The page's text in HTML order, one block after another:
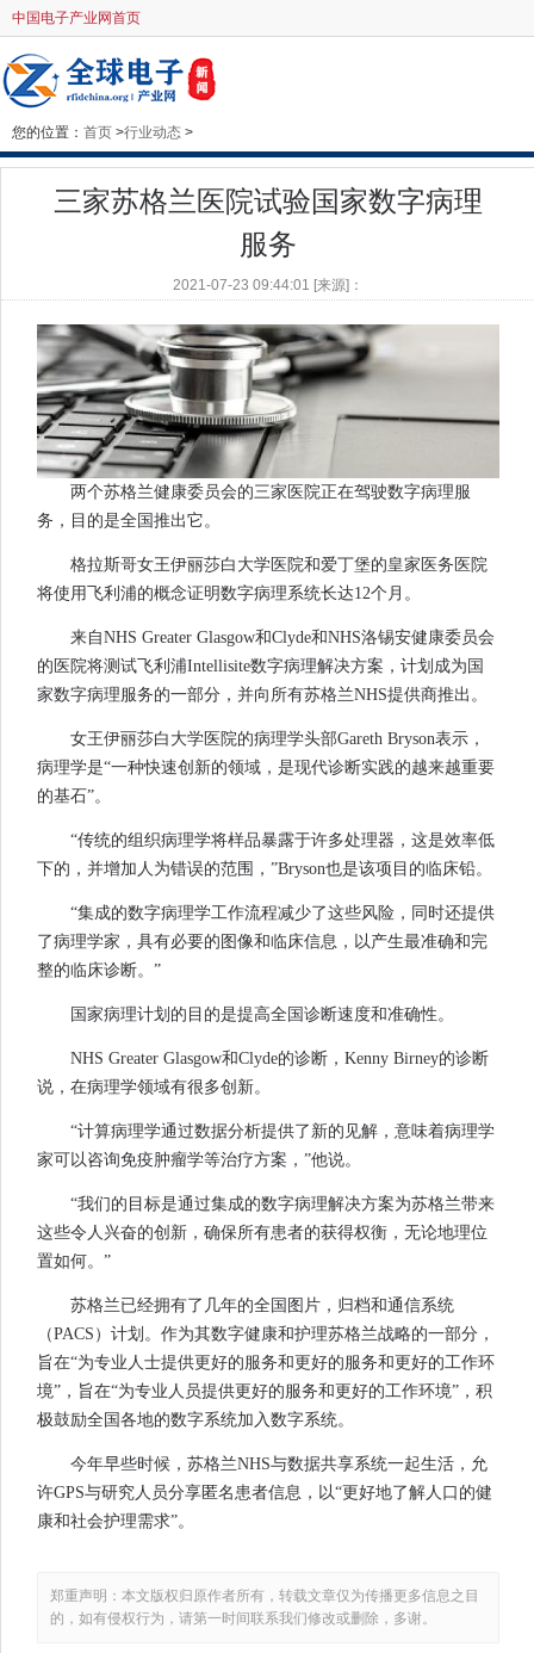
中国电子产业网首页
您的位置： 首页 >行业动态 >
三家苏格兰医院试验国家数字病理
服务
2021-07-23 09:44:01 [来源]：
两个苏格兰健康委员会的三家医院正在驾驶数字病理服
务，目的是全国推出它。
格拉斯哥女王伊丽莎白大学医院和爱丁堡的皇家医务医院
将使用飞利浦的概念证明数字病理系统长达12个月。
来自NHS Greater Glasgow和Clyde和NHS洛锡安健康委员会
的医院将测试飞利浦Intellisite数字病理解决方案，计划成为国
家数字病理服务的一部分，并向所有苏格兰NHS提供商推出。
女王伊丽莎白大学医院的病理学头部Gareth Bryson表示，
病理学是“一种快速创新的领域，是现代诊断实践的越来越重要
的基石”。
“传统的组织病理学将样品暴露于许多处理器，这是效率低
下的，并增加人为错误的范围，”Bryson也是该项目的临床铅。
“集成的数字病理学工作流程减少了这些风险，同时还提供
了病理学家，具有必要的图像和临床信息，以产生最准确和完
整的临床诊断。”
国家病理计划的目的是提高全国诊断速度和准确性。
NHS Greater Glasgow和Clyde的诊断，Kenny Birney的诊断
说，在病理学领域有很多创新。
“计算病理学通过数据分析提供了新的见解，意味着病理学
家可以咨询免疫肿瘤学等治疗方案，”他说。
“我们的目标是通过集成的数字病理解决方案为苏格兰带来
这些令人兴奋的创新，确保所有患者的获得权衡，无论地理位
置如何。”
苏格兰已经拥有了几年的全国图片，归档和通信系统
（PACS）计划。作为其数字健康和护理苏格兰战略的一部分，
旨在“为专业人士提供更好的服务和更好的服务和更好的工作环
境”，旨在“为专业人员提供更好的服务和更好的工作环境”，积
极鼓励全国各地的数字系统加入数字系统。
今年早些时候，苏格兰NHS与数据共享系统一起生活，允
许GPS与研究人员分享匿名患者信息，以“更好地了解人口的健
康和社会护理需求”。
郑重声明：本文版权归原作者所有，转载文章仅为传播更多信息之目
的，如有侵权行为，请第一时间联系我们修改或删除，多谢。